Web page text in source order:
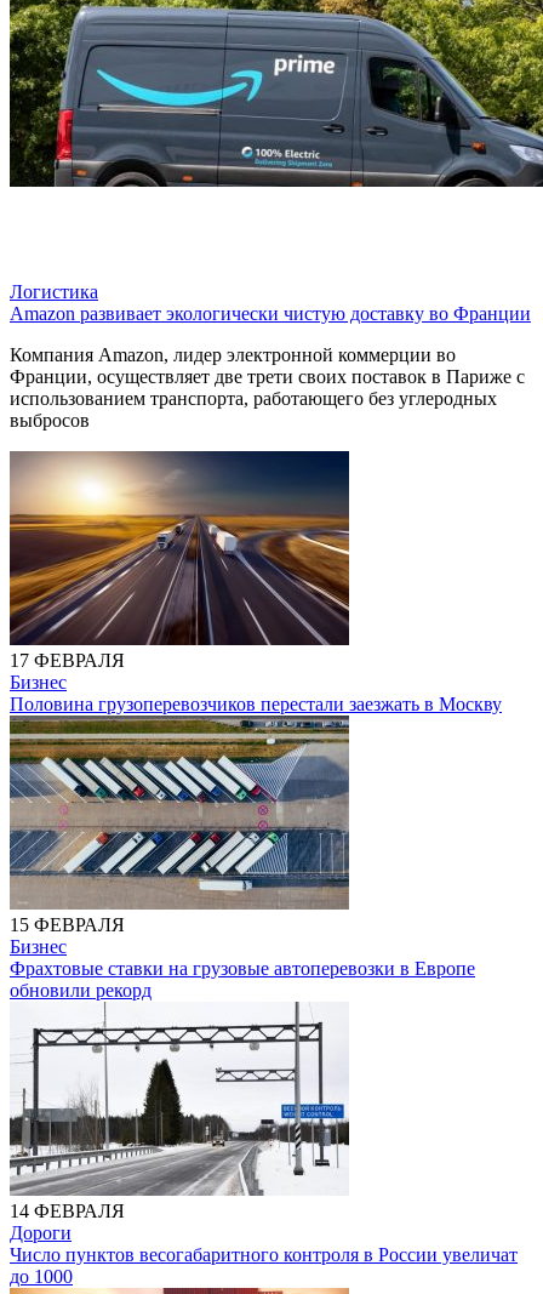
Логистика
Amazon развивает экологически чистую доставку во Франции
Компания Amazon, лидер электронной коммерции во
Франции, осуществляет две трети своих поставок в Париже с
использованием транспорта, работающего без углеродных
выбросов
17 ФЕВРАЛЯ
Бизнес
Половина грузоперевозчиков перестали заезжать в Москву
15 ФЕВРАЛЯ
Бизнес
Фрахтовые ставки на грузовые автоперевозки в Европе
обновили рекорд
14 ФЕВРАЛЯ
Дороги
Число пунктов весогабаритного контроля в России увеличат
до 1000